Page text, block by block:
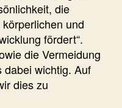
die
und
fördert“.
die Vermeidung
dabei wichtig. Auf
dies zu